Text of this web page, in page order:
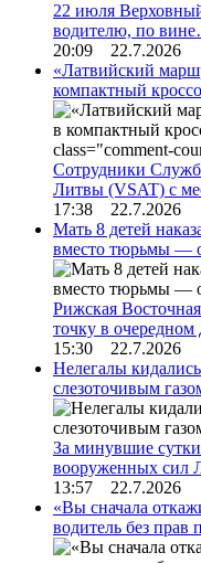
22 июля
водителю, по
20:09 22.7.2026
«Латвийский
компактный
Сотрудники
Литвы (VSAT) с
17:38 22.7.2026
Мать 8 детей
вместо тюрьмы —
Рижская
точку в
15:30 22.7.2026
Нелегалы
слезоточивым
За минувшие
вооруженных
13:57 22.7.2026
«Вы сначала
водитель без прав